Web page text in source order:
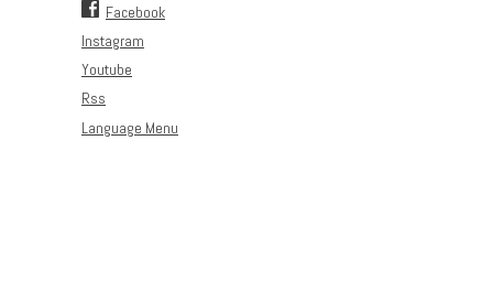
Facebook
Instagram
Youtube
Rss
Language Menu